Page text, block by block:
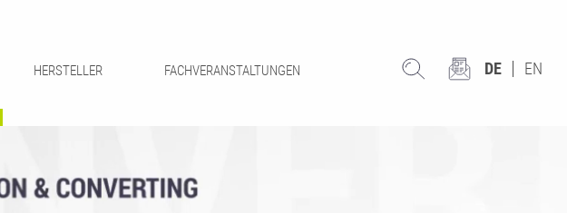
HERSTELLER FACHVERANSTALTUNGEN DE EN